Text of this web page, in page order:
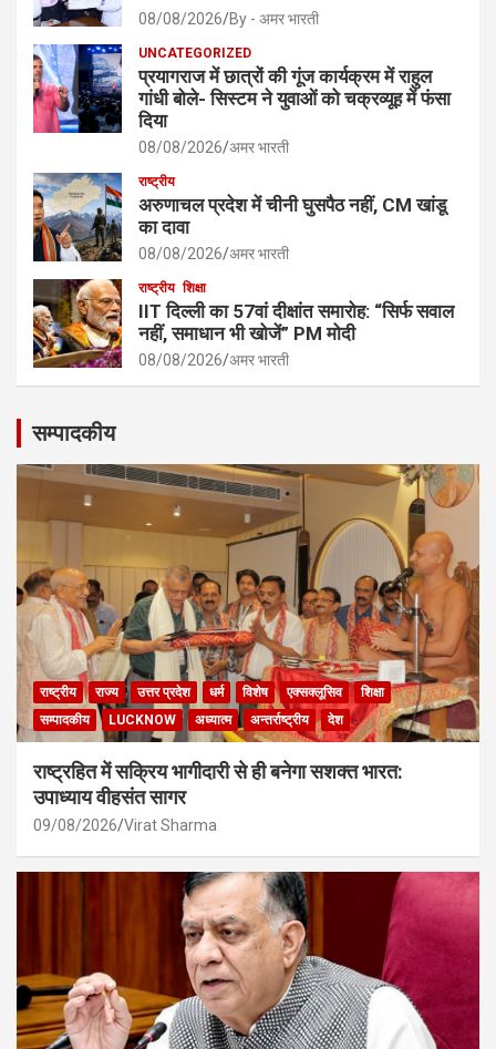
08/08/2026 By - अमर भारती
UNCATEGORIZED
प्रयागराज में छात्रों की गूंज कार्यक्रम में राहुल
गांधी बोले- सिस्टम ने युवाओं को चक्रव्यूह में फंसा
दिया
08/08/2026 अमर भारती
राष्ट्रीय
अरुणाचल प्रदेश में चीनी घुसपैठ नहीं, CM खांडू
का दावा
08/08/2026 अमर भारती
राष्ट्रीय शिक्षा
IIT दिल्ली का 57वां दीक्षांत समारोह: “सिर्फ सवाल
नहीं, समाधान भी खोजें” PM मोदी
08/08/2026 अमर भारती
सम्पादकीय
राष्ट्रीय राज्य उत्तर प्रदेश धर्म विशेष एक्सक्लूसिव
शिक्षा
सम्पादकीय
LUCKNOW अध्यात्म अन्तर्राष्ट्रीय देश
राष्ट्रहित में सक्रिय भागीदारी से ही बनेगा सशक्त भारत:
उपाध्याय वीहसंत सागर
09/08/2026 Virat Sharma